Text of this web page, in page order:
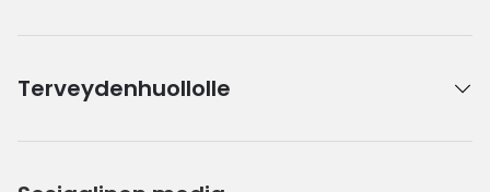
Terveydenhuollolle